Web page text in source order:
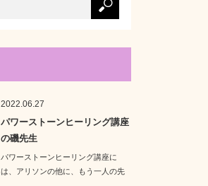
2022.06.27
パワーストーンヒーリング講座
の磯先生
パワーストーンヒーリング講座に
は、アリソンの他に、もう一人の先